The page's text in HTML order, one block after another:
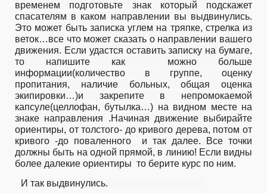
временем подготовьте знак который подскажет
спасателям в каком направлении вы выдвинулись.
Это может быть записка углем на тряпке, стрелка из
веток…все что может сказать о направлении вашего
движения. Если удастся оставить записку на бумаге,
то напишите как
можно больше
информации(количество в группе, оценку
пропитания, наличие больных, общая оценка
экипировки…)и закрепите в непромокаемой
капсуле(целлофан, бутылка…) на видном месте на
знаке направления .Начиная движение выбирайте
ориентиры, от толстого- до кривого дерева, потом от
кривого -до поваленного
и так далее. Все точки
должны быть на одной прямой, в линию! Если видны
более далекие ориентиры то берите курс по ним.
И так выдвинулись.